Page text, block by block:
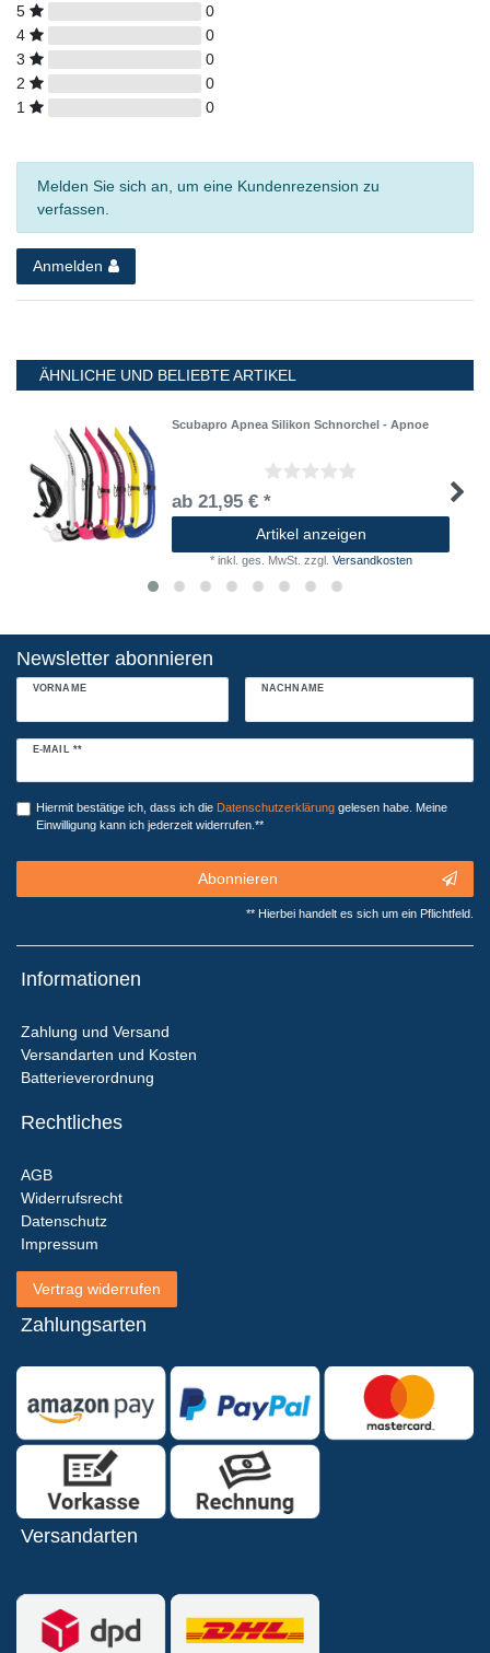
5
0
4
0
3
0
2
0
1
0
Melden Sie sich an, um eine Kundenrezension zu
verfassen.
Anmelden
ÄHNLICHE UND BELIEBTE ARTIKEL
Scubapro Apnea Silikon Schnorchel - Apnoe
ab 21,95 € *
Artikel anzeigen
* inkl. ges. MwSt. zzgl. Versandkosten
Newsletter abonnieren
VORNAME NACHNAME
E-MAIL **
Newsletter
Hiermit bestätige ich, dass ich die Daten­schutz­erklärunggelesen habe. Meine
Einwilligung kann ich jederzeit widerrufen.**
Abonnieren
** Hierbei handelt es sich um ein Pflichtfeld.
Informationen
Zahlung und Versand
Versandarten und Kosten
Batterieverordnung
Rechtliches
AGB
Widerrufsrecht
Datenschutz
Impressum
Vertrag widerrufen
Zahlungsarten
Versandarten